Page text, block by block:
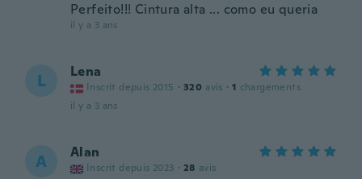
Perfeito!!! Cintura alta ... como eu queria
il y a 3 ans
L Lena
Inscrit depuis 2015 · 320 avis · 1 chargements
il y a 3 ans
A Alan
Inscrit depuis 2023 · 28 avis